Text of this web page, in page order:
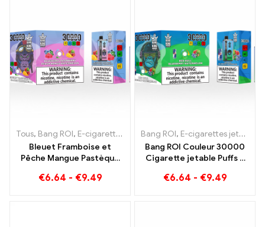
Tous, Bang ROI, E-cigarettes jetables Lituanie ,E-cigarettes
Bleuet Framboise et
Pêche Mangue Pastèque
Puffs E-CIGARETTES
€6.64 - €9.49
Bang ROI, E-cigarettes jetables Lituanie
Bang ROI Couleur 30000
Cigarette jetable Puffs à
Energy Watermelon
€6.64 - €9.49